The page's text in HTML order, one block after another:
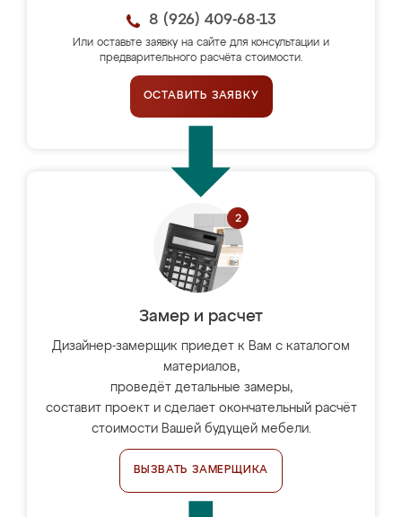
8 (926) 409-68-13
Или оставьте заявку на сайте для консультации и
предварительного расчёта стоимости.
ОСТАВИТЬ ЗАЯВКУ
Замер и расчет
Дизайнер-замерщик приедет к Вам с каталогом
материалов,
проведёт детальные замеры,
составит проект и сделает окончательный расчёт
стоимости Вашей будущей мебели.
ВЫЗВАТЬ ЗАМЕРЩИКА